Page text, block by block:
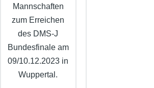
Mannschaften
zum Erreichen
des DMS-J
Bundesfinale am
09/10.12.2023 in
Wuppertal.